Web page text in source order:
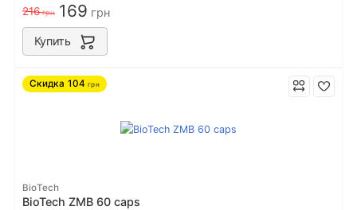
216грн 169 грн
Купить
Скидка 104 грн
BioTech
BioTech ZMB 60 caps